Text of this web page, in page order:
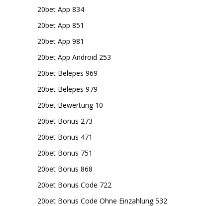
20bet App 834
20bet App 851
20bet App 981
20bet App Android 253
20bet Belepes 969
20bet Belepes 979
20bet Bewertung 10
20bet Bonus 273
20bet Bonus 471
20bet Bonus 751
20bet Bonus 868
20bet Bonus Code 722
20bet Bonus Code Ohne Einzahlung 532